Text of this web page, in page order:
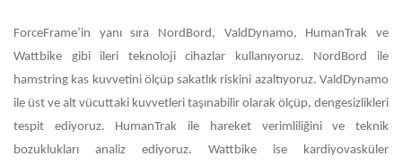
ForceFrame’in yanı sıra NordBord, ValdDynamo, HumanTrak ve
Wattbike gibi ileri teknoloji cihazlar kullanıyoruz. NordBord ile
hamstring kas kuvvetini ölçüp sakatlık riskini azaltıyoruz. ValdDynamo
ile üst ve alt vücuttaki kuvvetleri taşınabilir olarak ölçüp, dengesizlikleri
tespit ediyoruz. HumanTrak ile hareket verimliliğini ve teknik
bozuklukları analiz ediyoruz. Wattbike ise kardiyovasküler